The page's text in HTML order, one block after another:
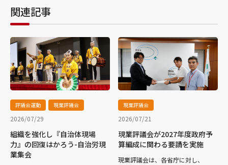
関連記事
評議会運動 現業評議会
2026/07/29
組織を強化し『自治体現場
力』の回復はかろう-自治労現
業集会
現業評議会
2026/07/21
現業評議会が2027年度政府予
算編成に関わる要請を実施
現業評議会は、各省庁に対し、